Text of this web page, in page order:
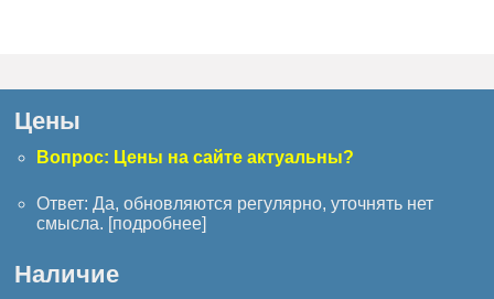
Цены
Вопрос: Цены на сайте актуальны?
Ответ: Да, обновляются регулярно, уточнять нет
смысла. [подробнее]
Наличие